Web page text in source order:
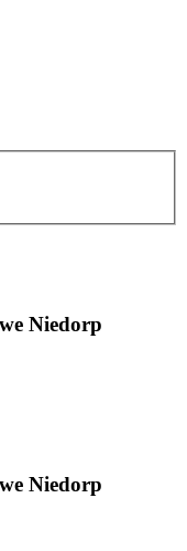
Niedorp
Niedorp